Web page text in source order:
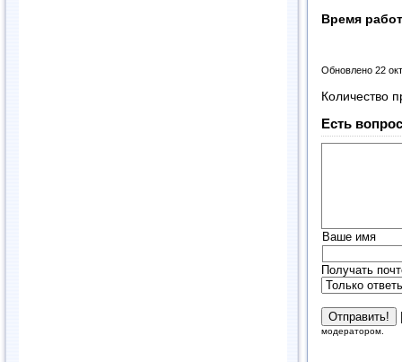
Время
Обновлено 22
Количество
Есть
Ваше имя
Получать
модератором.